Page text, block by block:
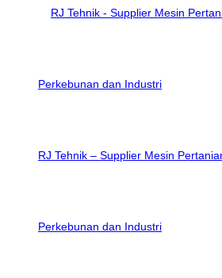
RJ Tehnik – Supplier Mesin
Perkebunan dan Industri